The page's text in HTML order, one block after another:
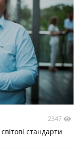
2347
стандарти